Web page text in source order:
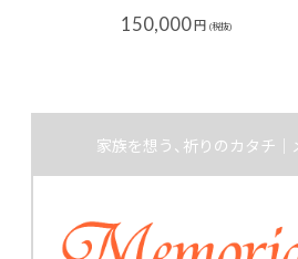
150,000円 (税抜)
家族を想う、祈りのカタチ